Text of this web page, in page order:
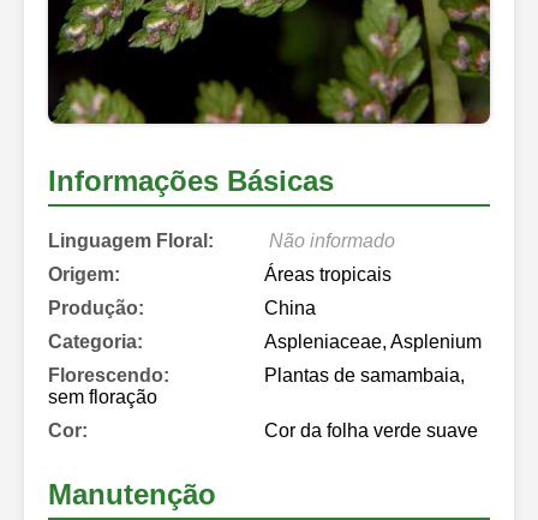
Informações Básicas
Linguagem Floral:
Não informado
Origem:
Áreas tropicais
Produção:
China
Categoria:
Aspleniaceae, Asplenium
Florescendo:
Plantas de samambaia,
sem floração
Cor:
Cor da folha verde suave
Manutenção